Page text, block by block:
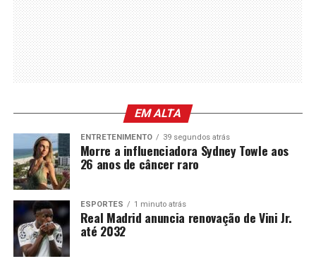
EM ALTA
ENTRETENIMENTO 39 segundos atrás
Morre a influenciadora Sydney Towle aos
26 anos de câncer raro
ESPORTES 1 minuto atrás
Real Madrid anuncia renovação de Vini Jr.
até 2032